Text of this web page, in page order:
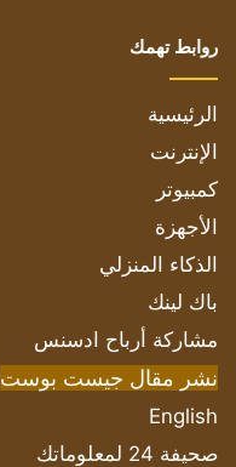
روابط تهمك
الرئيسية
الإنترنت
كمبيوتر
الأجهزة
الذكاء المنزلي
باك لينك
مشاركة أرباح ادسنس
نشر مقال جيست بوست
English
صحيفة 24 لمعلوماتك